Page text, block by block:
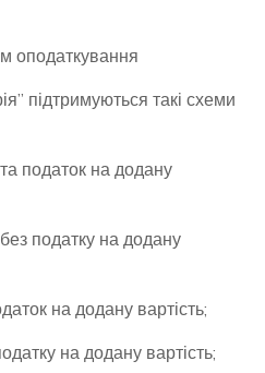
оподаткування
підтримуються такі схеми
податок на додану
податку на додану
на додану вартість;
на додану вартість;